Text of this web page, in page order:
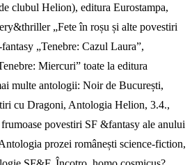
clubul Helion), editura Eurostampa,
„Fete în roșu și alte povestiri
„Tenebre: Cazul Laura”,
Miercuri” toate la editura
multe antologii: Noir de București,
cu Dragoni, Antologia Helion, 3.4.,
povestiri SF &fantasy ale anului
prozei românești science-fiction,